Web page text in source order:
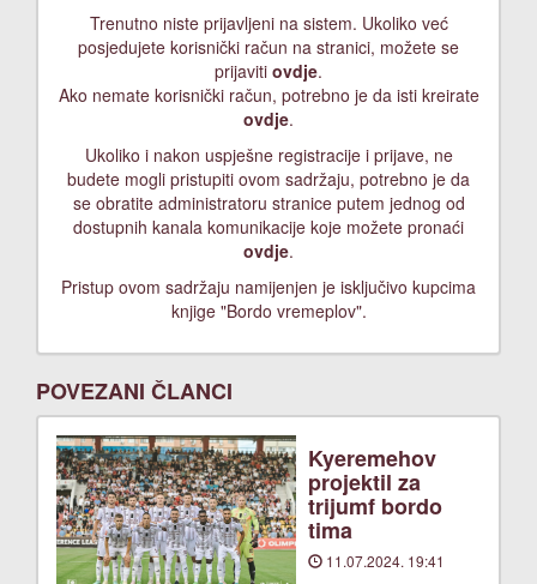
Trenutno niste prijavljeni na sistem. Ukoliko već
posjedujete korisnički račun na stranici, možete se
prijaviti ovdje.
Ako nemate korisnički račun, potrebno je da isti kreirate
ovdje.
Ukoliko i nakon uspješne registracije i prijave, ne
budete mogli pristupiti ovom sadržaju, potrebno je da
se obratite administratoru stranice putem jednog od
dostupnih kanala komunikacije koje možete pronaći
ovdje.
Pristup ovom sadržaju namijenjen je isključivo kupcima
knjige "Bordo vremeplov".
POVEZANI ČLANCI
Kyeremehov
projektil za
trijumf bordo
tima
11.07.2024. 19:41